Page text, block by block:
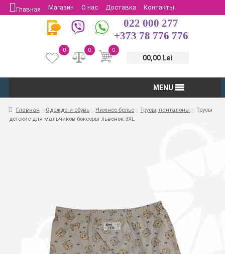
Главная Магазин О нас Доставка
Контакты
Защита потребителей
Возврат
022 000 277
+373 78 776 776
0
00,00 Lei
0
0
MENU
Главная Одежда и обувь Нижнее белье Трусы, панталоны
Трусы
детские для мальчиков боксеры львенок 3XL